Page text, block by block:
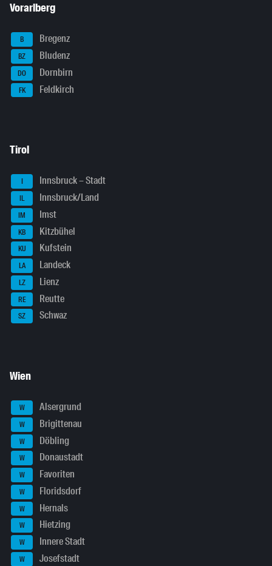
Vorarlberg
B Bregenz
BZ Bludenz
DO Dornbirn
FK Feldkirch
Tirol
I Innsbruck – Stadt
IL Innsbruck/Land
IM Imst
KB Kitzbühel
KU Kufstein
LA Landeck
LZ Lienz
RE Reutte
SZ Schwaz
Wien
W Alsergrund
W Brigittenau
W Döbling
W Donaustadt
W Favoriten
W Floridsdorf
W Hernals
W Hietzing
W Innere Stadt
W Josefstadt